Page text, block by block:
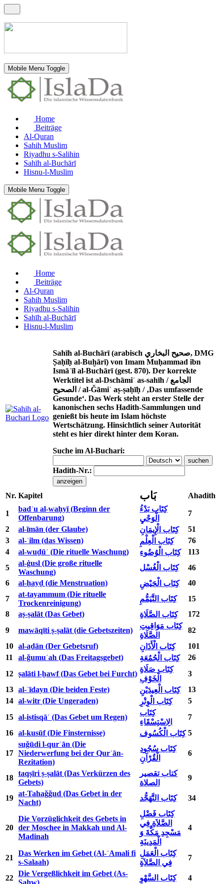
Mobile Menu Toggle
Home
Beiträge
Al-Quran
Sahih Muslim
Riyadhu s-Salihin
Sahīh al-Buchārī
Hisnu-l-Muslim
Mobile Menu Toggle
Home
Beiträge
Al-Quran
Sahih Muslim
Riyadhu s-Salihin
Sahīh al-Buchārī
Hisnu-l-Muslim
Sahīh al-Buchārī (arabisch صحيح البخاري, DMG
Ṣaḥīḥ al-Buḫārī) von Imam Muḥammad ibn
Ismāʿīl al-Buchārī (gest. 870). Der korrekte
Werktitel ist al-Dschāmiʿ as-sahīh / الجامع
الصحيح / al-Ǧāmiʿ aṣ-ṣaḥīḥ / ‚Das umfassende
Gesunde‘. Das Werk steht an erster Stelle der
kanonischen sechs Hadith-Sammlungen und
genießt bis heute im Islam höchste
Wertschätzung. Hinsichtlich seiner Autorität
steht es hier direkt hinter dem Koran.
Suche im Al-Buchari:
Hadith-Nr.:
Nr. Kapitel بَاب Ahadith
1
badʾu al-waḥyī (Beginn der
Offenbarung)
كِتَاب بَدْءُ
الْوَحْيِ
7
2
al-īmān (der Glaube) كِتَاب الْإِيمَانِ
51
3
al-ʿilm (das Wissen) كِتَاب الْعِلْمِ
76
4
al-wuḍūʾ (Die rituelle Waschung) كِتَاب الْوُضُوءِ
113
5
al-ġusl (Die große rituelle
Waschung)
كِتَاب الْغُسْل
46
6
al-ḥayḍ (die Menstruation) كِتَاب الْحَيْضِ
40
7
at-tayammum (Die rituelle
Trockenreinigung)
كِتَاب التَّيَمُّمِ
15
8
aṣ-ṣalāt (Das Gebet) كِتَاب الصَّلَاةِ
172
9
mawāqīti ṣ-ṣalāt (die Gebetszeiten)
كِتَاب مَوَاقِيتِ
الصَّلَاةِ
82
10 al-aḏān (Der Gebetsruf) كِتَاب الْأَذَانِ
101
11
al-ǧumuʿah (Das Freitagsgebet) كِتَاب الْجُمُعَةِ
26
12 ṣalāti l-ẖawf (Das Gebet bei Furcht)
كِتَاب صَلَاةِ
الْخَوْفِ
3
13 al-ʿīdayn (Die beiden Feste) كِتَاب الْعِيدَيْنِ
13
14 al-witr (Die Ungeraden) كِتَاب الْوِتْرِ
5
15 al-istisqāʾ (Das Gebet um Regen)
كِتَاب
الِاسْتِسْقَاءِ
7
16 al-kusūf (Die Finsternisse) كِتَاب الْكُسُوف 5
17
suǧūdi l-qurʾān (Die
Niederwerfung bei der Qurʾān-
Rezitation)
كِتَاب سُجُودِ
الْقُرْآنِ
6
18
taqṣīri ṣ-ṣalāt (Das Verkürzen des
Gebets)
كتاب تقصير
الصلاة
9
19
at-Tahaǧǧud (Das Gebet in der
Nacht)
كِتَاب التَّهَجُّد 34
20
Die Vorzüglichkeit des Gebets in
der Moschee in Makkah und Al-
Madinah
كِتَاب فَضْلِ
الصَّلاَةِ فِي
مَسْجِدِ مَكَّةَ وَ
الْمَدِينَةِ
4
21
Das Werken im Gebet (Al-ʿAmali fi
s-Salaah)
كِتَاب الْعَمَلِ
فِي الصَّلاَةِ
7
22
Die Vergeßlichkeit im Gebet (As-
Sahw)
كِتَاب السَّهْوِ 4